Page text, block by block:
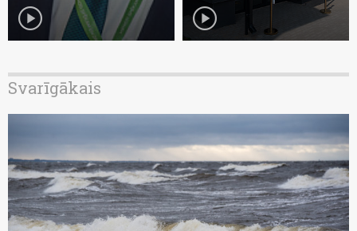
play_circle play_circle
Svarīgākais